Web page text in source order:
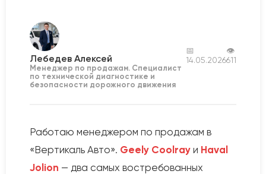
Лебедев Алексей
Менеджер по продажам. Специалист
по технической диагностике и
безопасности дорожного движения
📅
14.05.2026
👁
611
Работаю менеджером по продажам в
«Вертикаль Авто». Geely Coolray и Haval
Jolion — два самых востребованных